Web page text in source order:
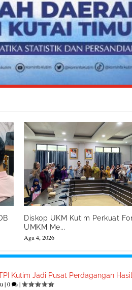
Diskop UKM Kutim Perkuat
UMKM Me...
Agu 4, 2026
Kutim Jadi Pusat Perdagangan
|0 |